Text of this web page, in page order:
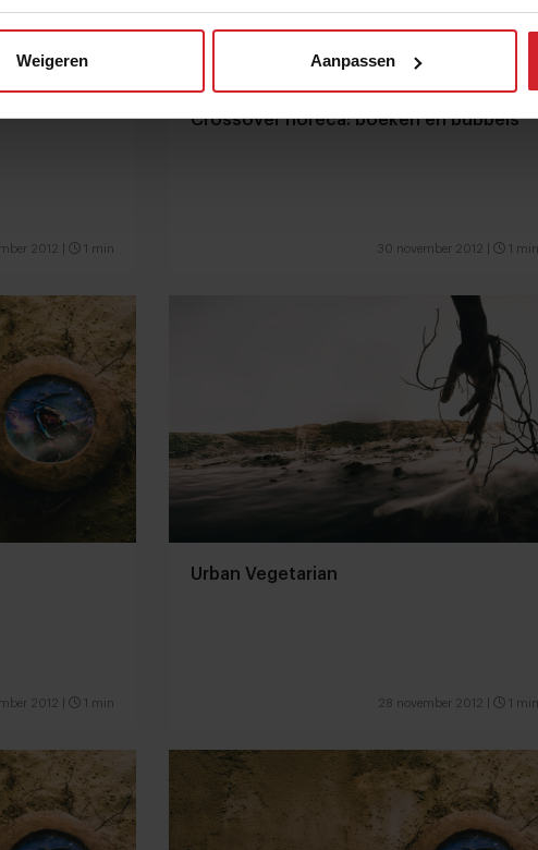
Weigeren Aanpassen
2012 1 min
Crossover horeca: boeken en bubbels
30 november 2012 1 min
2012 1 min
Urban Vegetarian
28 november 2012 1 min